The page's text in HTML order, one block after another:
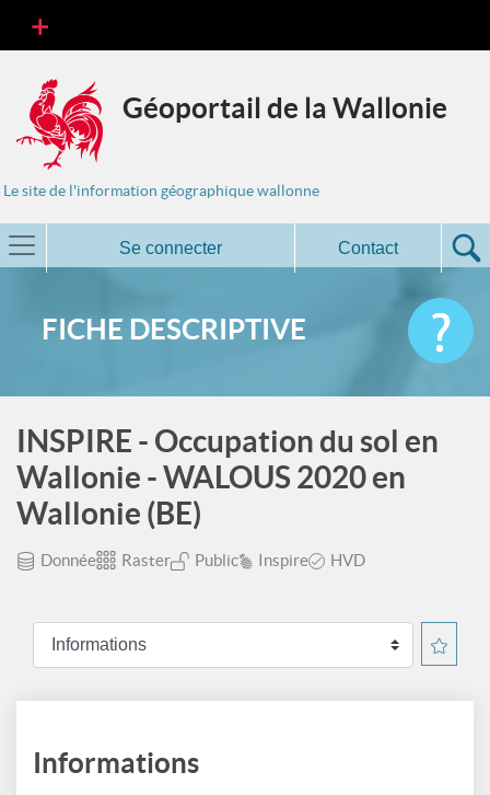
Géoportail de la Wallonie
Le site de l'information géographique wallonne
Se connecter Contact
FICHE DESCRIPTIVE
INSPIRE - Occupation du sol en
Wallonie - WALOUS 2020 en
Wallonie (BE)
Donnée Raster Public Inspire HVD
Informations